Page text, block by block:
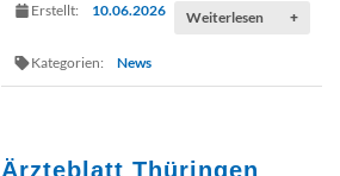
Erstellt: 10.06.2026
Kategorien: News
Weiterlesen +
Ärzteblatt Thüringen